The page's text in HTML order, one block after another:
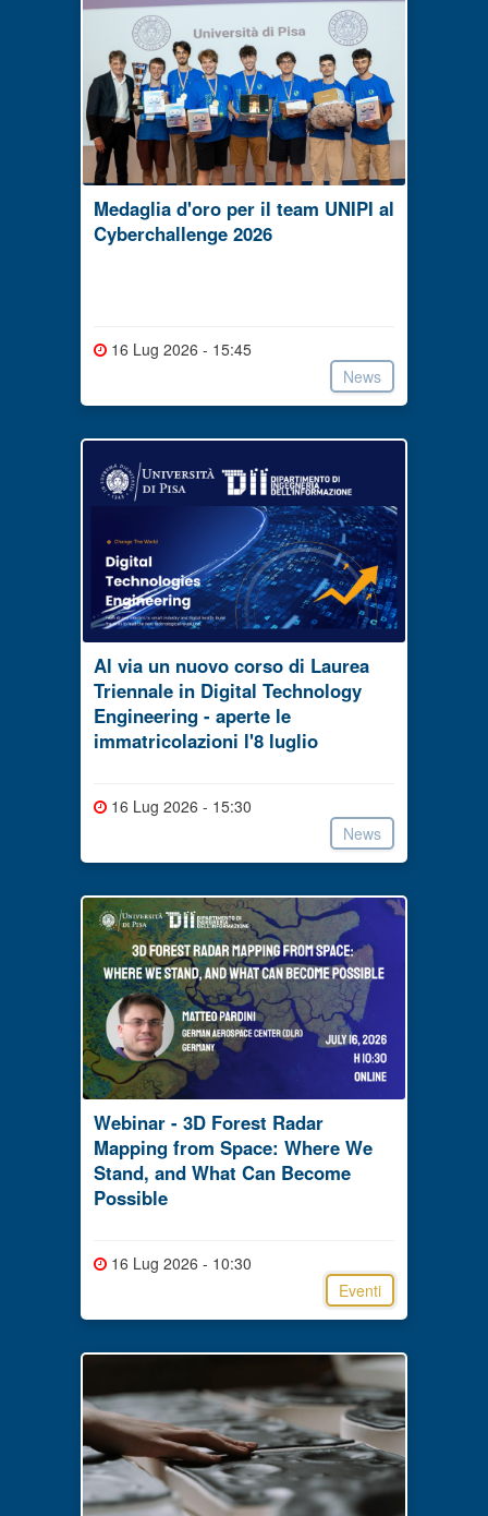
Medaglia d'oro per il team UNIPI al
Cyberchallenge 2026
16 Lug 2026 - 15:45
News
Al via un nuovo corso di Laurea
Triennale in Digital Technology
Engineering - aperte le
immatricolazioni l'8 luglio
16 Lug 2026 - 15:30
News
Webinar - 3D Forest Radar
Mapping from Space: Where We
Stand, and What Can Become
Possible
16 Lug 2026 - 10:30
Eventi